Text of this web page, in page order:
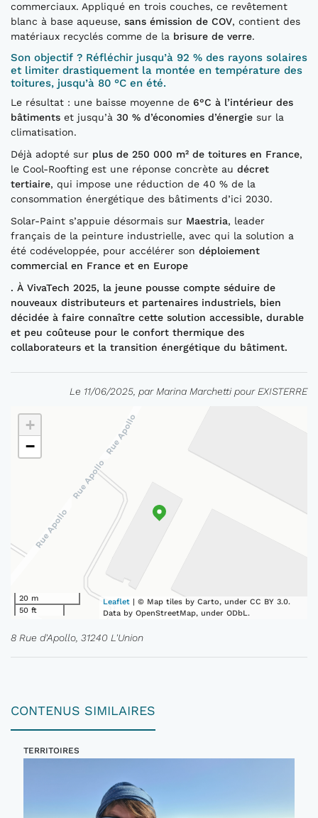
commerciaux. Appliqué en trois couches, ce revêtement
blanc à base aqueuse, sans émission de COV, contient des
matériaux recyclés comme de la brisure de verre.
Son objectif ? Réfléchir jusqu’à 92 % des rayons solaires
et limiter drastiquement la montée en température des
toitures, jusqu’à 80 °C en été.
Le résultat : une baisse moyenne de 6°C à l’intérieur des
bâtiments et jusqu’à 30 % d’économies d’énergie sur la
climatisation.
Déjà adopté sur plus de 250 000 m² de toitures en France,
le Cool-Roofting est une réponse concrète au décret
tertiaire, qui impose une réduction de 40 % de la
consommation énergétique des bâtiments d’ici 2030.
Solar-Paint s’appuie désormais sur Maestria, leader
français de la peinture industrielle, avec qui la solution a
été codéveloppée, pour accélérer son déploiement
commercial en France et en Europe
. À VivaTech 2025, la jeune pousse compte séduire de
nouveaux distributeurs et partenaires industriels, bien
décidée à faire connaître cette solution accessible, durable
et peu coûteuse pour le confort thermique des
collaborateurs et la transition énergétique du bâtiment.
Le 11/06/2025, par Marina Marchetti pour EXISTERRE
+
−
20 m
50 ft
Leaflet | © Map tiles by Carto, under CC BY 3.0.
Data by OpenStreetMap, under ODbL.
8 Rue d'Apollo, 31240 L'Union
CONTENUS SIMILAIRES
TERRITOIRES